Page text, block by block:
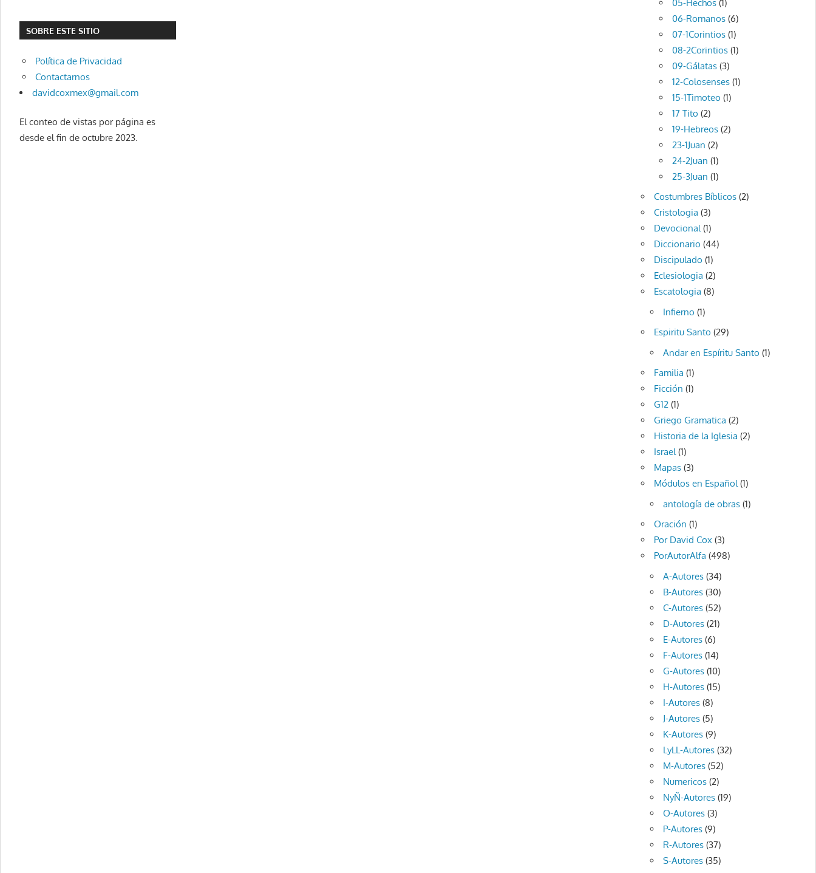
SOBRE ESTE SITIO
Política de Privacidad
Contactarnos
davidcoxmex@gmail.com
El conteo de vistas por página es
desde el fin de octubre 2023.
05-Hechos (1)
06-Romanos (6)
07-1Corintios (1)
08-2Corintios (1)
09-Gálatas (3)
12-Colosenses (1)
15-1Timoteo (1)
17 Tito (2)
19-Hebreos (2)
23-1Juan (2)
24-2Juan (1)
25-3Juan (1)
Costumbres Bíblicos (2)
Cristologia (3)
Devocional(1)
Diccionario (44)
Discipulado (1)
Eclesiologia (2)
Escatologia (8)
Infierno (1)
Espiritu Santo (29)
Andar en Espíritu Santo (1)
Familia (1)
Ficción (1)
G12 (1)
Griego Gramatica (2)
Historia de la Iglesia (2)
Israel(1)
Mapas (3)
Módulos en Español(1)
antología de obras (1)
Oración (1)
Por David Cox (3)
PorAutorAlfa (498)
A-Autores (34)
B-Autores (30)
C-Autores (52)
D-Autores (21)
E-Autores (6)
F-Autores (14)
G-Autores (10)
H-Autores (15)
I-Autores (8)
J-Autores (5)
K-Autores (9)
LyLL-Autores (32)
M-Autores (52)
Numericos (2)
NyÑ-Autores (19)
O-Autores (3)
P-Autores (9)
R-Autores (37)
S-Autores (35)